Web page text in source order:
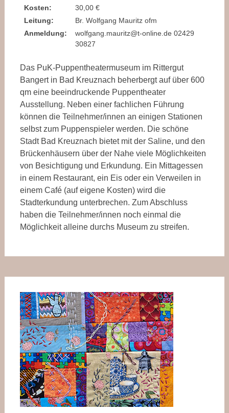
Kosten:
30,00 €
Leitung:
Br. Wolfgang Mauritz ofm
Anmeldung:
wolfgang.mauritz@t-online.de 02429
30827
Das PuK-Puppentheatermuseum im Rittergut
Bangert in Bad Kreuznach beherbergt auf über 600
qm eine beeindruckende Puppentheater
Ausstellung. Neben einer fachlichen Führung
können die Teilnehmer/innen an einigen Stationen
selbst zum Puppenspieler werden. Die schöne
Stadt Bad Kreuznach bietet mit der Saline, und den
Brückenhäusern über der Nahe viele Möglichkeiten
von Besichtigung und Erkundung. Ein Mittagessen
in einem Restaurant, ein Eis oder ein Verweilen in
einem Café (auf eigene Kosten) wird die
Stadterkundung unterbrechen. Zum Abschluss
haben die Teilnehmer/innen noch einmal die
Möglichkeit alleine durchs Museum zu streifen.